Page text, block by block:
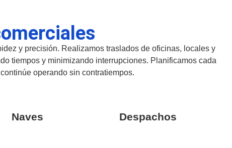
y precisión. Realizamos traslados de oficinas, locales y
tiempos y minimizando interrupciones. Planificamos cada
operando sin contratiempos.
Naves Despachos